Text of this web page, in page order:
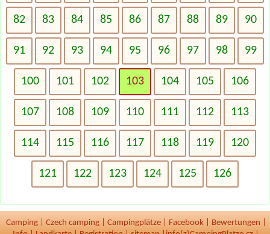
82 83 84 85 86 87 88 89 90
91 92 93 94 95 96 97 98 99
100 101 102 103 104 105 106
107 108 109 110 111 112 113
114 115 116 117 118 119 120
121 122 123 124 125 126
Camping Czech camping Campingplätze Facebook Bewertungen